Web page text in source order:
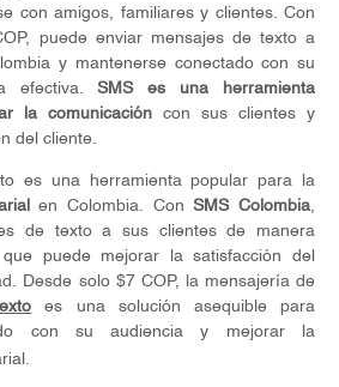
con amigos, familiares y clientes. Con
puede enviar mensajes de texto a
y mantenerse conectado con su
efectiva.SMS es una herramienta
la comunicación con sus clientes y
del cliente.
es una herramienta popular para la
en Colombia. ConSMS Colombia,
de texto a sus clientes de manera
puede mejorar la satisfacción del
Desde solo $7 COP, la mensajería de
es una solución asequible para
con su audiencia y mejorar la